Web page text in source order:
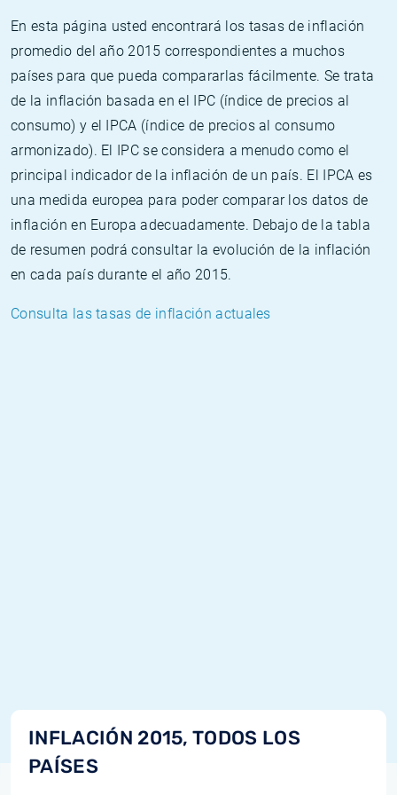
En esta página usted encontrará los tasas de inflación
promedio del año 2015 correspondientes a muchos
países para que pueda compararlas fácilmente. Se trata
de la inflación basada en el IPC (índice de precios al
consumo) y el IPCA (índice de precios al consumo
armonizado). El IPC se considera a menudo como el
principal indicador de la inflación de un país. El IPCA es
una medida europea para poder comparar los datos de
inflación en Europa adecuadamente. Debajo de la tabla
de resumen podrá consultar la evolución de la inflación
en cada país durante el año 2015.
Consulta las tasas de inflación actuales
INFLACIÓN 2015, TODOS LOS
PAÍSES